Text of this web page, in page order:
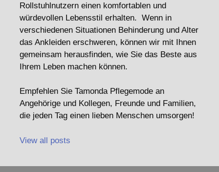
Rollstuhlnutzern einen komfortablen und
würdevollen Lebensstil erhalten. Wenn in
verschiedenen Situationen Behinderung und Alter
das Ankleiden erschweren, können wir mit Ihnen
gemeinsam herausfinden, wie Sie das Beste aus
Ihrem Leben machen können.
Empfehlen Sie Tamonda Pflegemode an
Angehörige und Kollegen, Freunde und Familien,
die jeden Tag einen lieben Menschen umsorgen!
View all posts